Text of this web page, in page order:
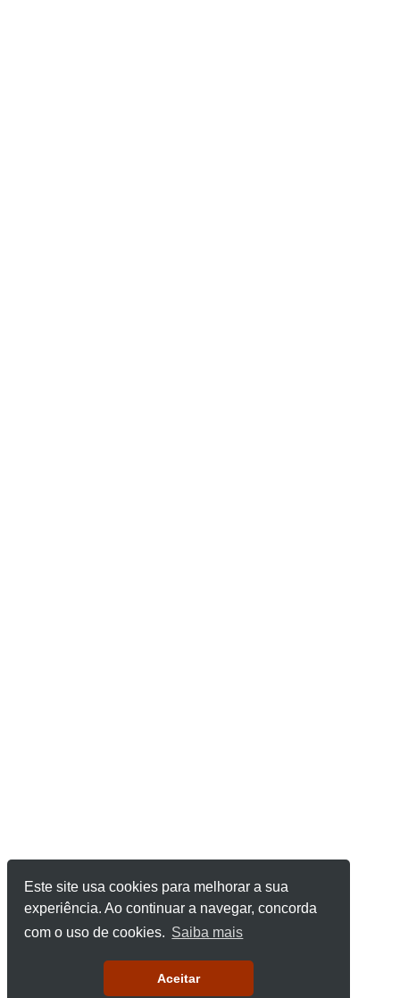
Este site usa cookies para melhorar a sua
experiência. Ao continuar a navegar, concorda
com o uso de cookies. Saiba mais
Aceitar